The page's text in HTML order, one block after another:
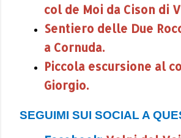
col de Moi da Cison di
Sentiero delle Due
a Cornuda.
Piccola escursione al
Giorgio.
SEGUIMI SUI SOCIAL A